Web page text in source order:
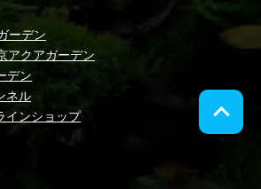
ーデン
アクアガーデン
デン
ネル
インショップ